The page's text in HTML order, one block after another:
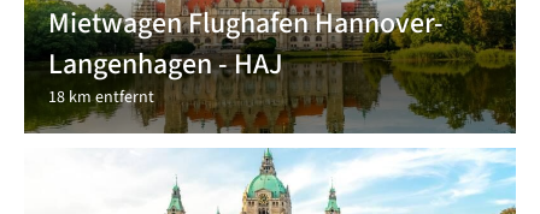
Mietwagen Flughafen Hannover-
Langenhagen - HAJ
18 km entfernt